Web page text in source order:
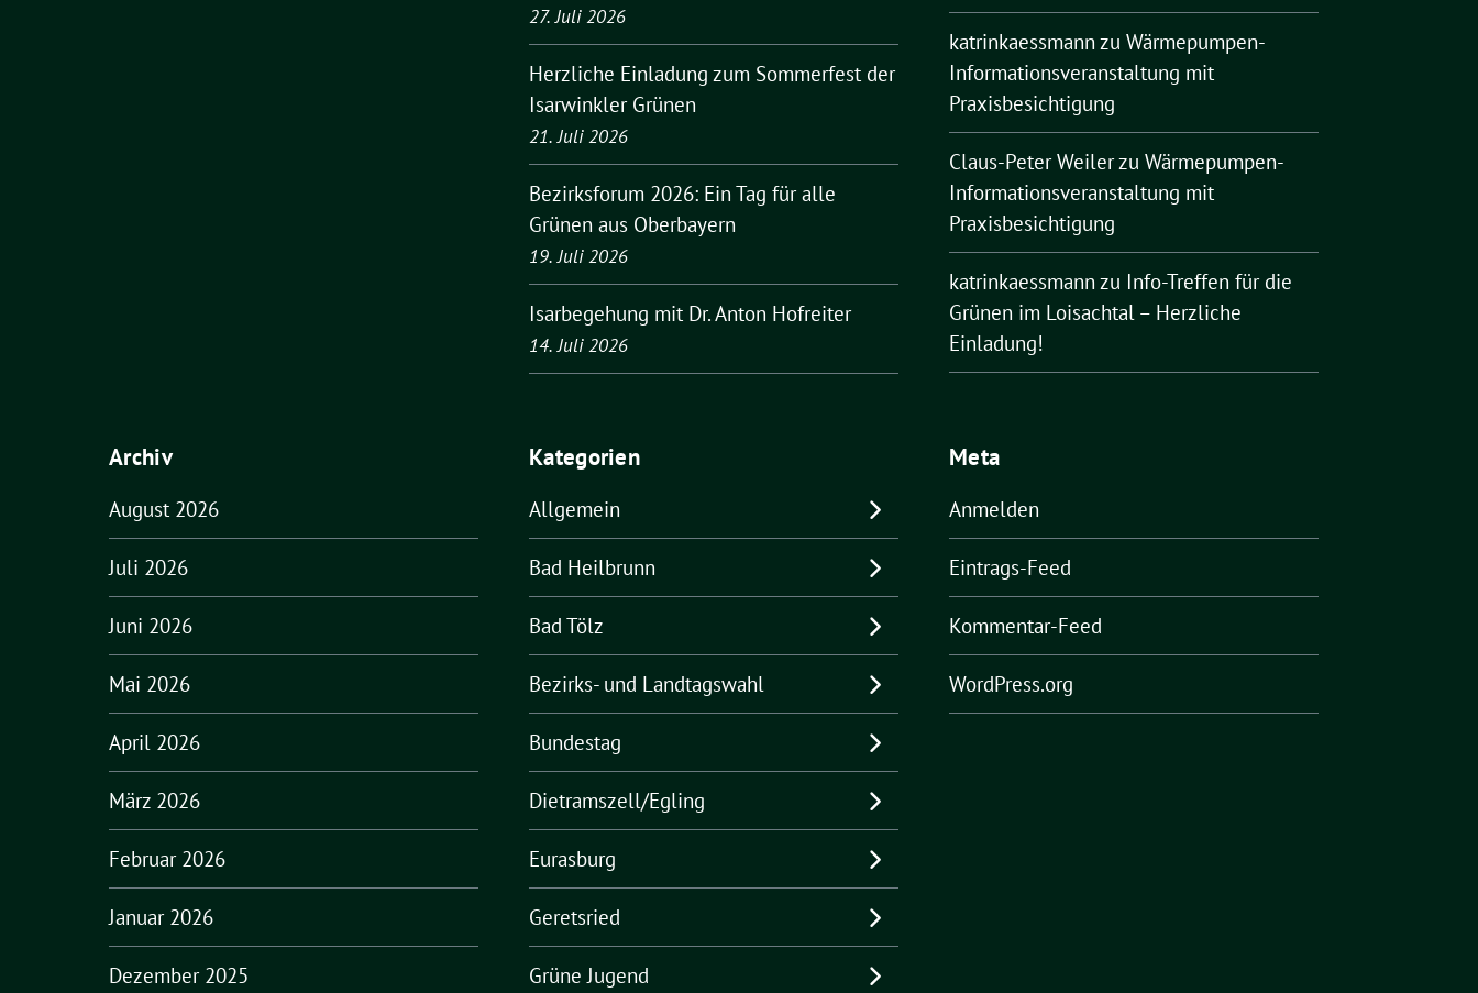
27. Juli 2026
Herzliche Einladung zum Sommerfest der
Isarwinkler Grünen
21. Juli 2026
Bezirksforum 2026: Ein Tag für alle
Grünen aus Oberbayern
19. Juli 2026
Isarbegehung mit Dr. Anton Hofreiter
14. Juli 2026
katrinkaessmann zu Wärmepumpen-
Informationsveranstaltung mit
Praxisbesichtigung
Claus-Peter Weilerzu Wärmepumpen-
Informationsveranstaltung mit
Praxisbesichtigung
katrinkaessmann zu Info-Treffen für die
Grünen im Loisachtal – Herzliche
Einladung!
Archiv
August 2026
Juli 2026
Juni 2026
Mai 2026
April 2026
März 2026
Februar 2026
Januar 2026
Dezember 2025
Kategorien
Allgemein
Bad Heilbrunn
Bad Tölz
Bezirks- und Landtagswahl
Bundestag
Dietramszell/Egling
Eurasburg
Geretsried
Grüne Jugend
Meta
Anmelden
Eintrags-Feed
Kommentar-Feed
WordPress.org